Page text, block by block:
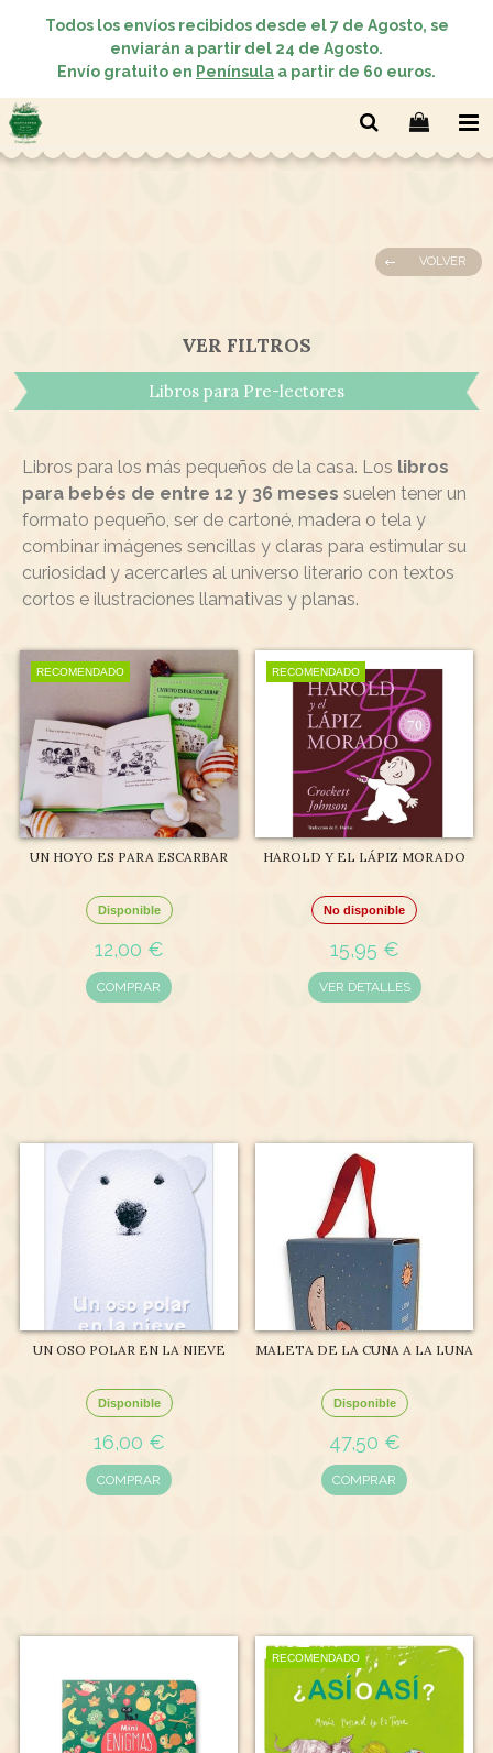
Todos los envíos recibidos desde el 7 de Agosto, se
enviarán a partir del 24 de Agosto.
Envío gratuito en Península a partir de 60 euros.
VOLVER
VER FILTROS
Libros para Pre-lectores
Libros para los más pequeños de la casa. Los libros
para bebés de entre 12 y 36 meses suelen tener un
formato pequeño, ser de cartoné, madera o tela y
combinar imágenes sencillas y claras para estimular su
curiosidad y acercarles al universo literario con textos
cortos e ilustraciones llamativas y planas.
RECOMENDADO
UN HOYO ES PARA ESCARBAR
Disponible
12,00 €
COMPRAR
RECOMENDADO
HAROLD Y EL LÁPIZ MORADO
No disponible
15,95 €
VER DETALLES
UN OSO POLAR EN LA NIEVE
Disponible
16,00 €
COMPRAR
MALETA DE LA CUNA A LA LUNA
Disponible
47,50 €
COMPRAR
RECOMENDADO